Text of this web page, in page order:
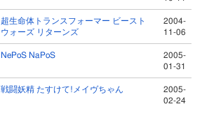
超生命体トランスフォーマー ビースト
ウォーズ リターンズ
2004-
11-06
NePoS NaPoS
2005-
01-31
戦闘妖精 たすけて!メイヴちゃん
2005-
02-24